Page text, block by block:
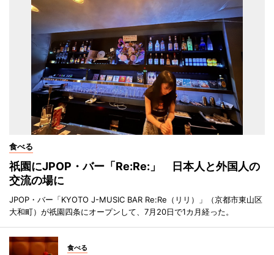
食べる
祇園にJPOP・バー「Re:Re:」 日本人と外国人の
交流の場に
JPOP・バー「KYOTO J-MUSIC BAR Re:Re（リリ）」（京都市東山区
大和町）が祇園四条にオープンして、7月20日で1カ月経った。
食べる